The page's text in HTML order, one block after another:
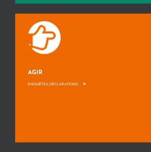
AGIR
ENQUÊTES, DÉCLARATIONS, ... >